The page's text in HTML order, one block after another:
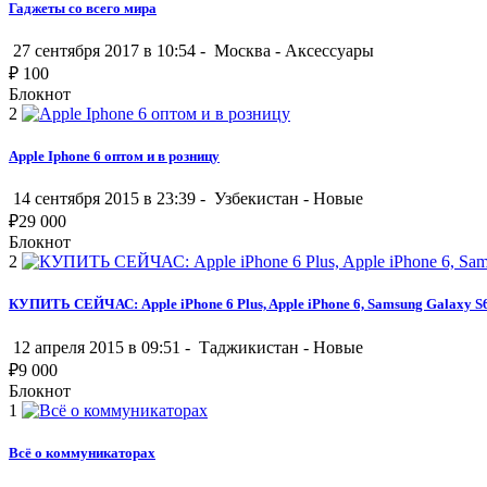
Гаджеты со всего мира
27 сентября 2017 в 10:54 - Москва - Аксессуары
₽ 100
Блокнот
2
Apple Iphone 6 оптом и в розницу
14 сентября 2015 в 23:39 - Узбекистан - Новые
₽29 000
Блокнот
2
КУПИТЬ СЕЙЧАС: Apple iPhone 6 Plus, Apple iPhone 6, Samsung Galaxy
12 апреля 2015 в 09:51 - Таджикистан - Новые
₽9 000
Блокнот
1
Всё о коммуникаторах